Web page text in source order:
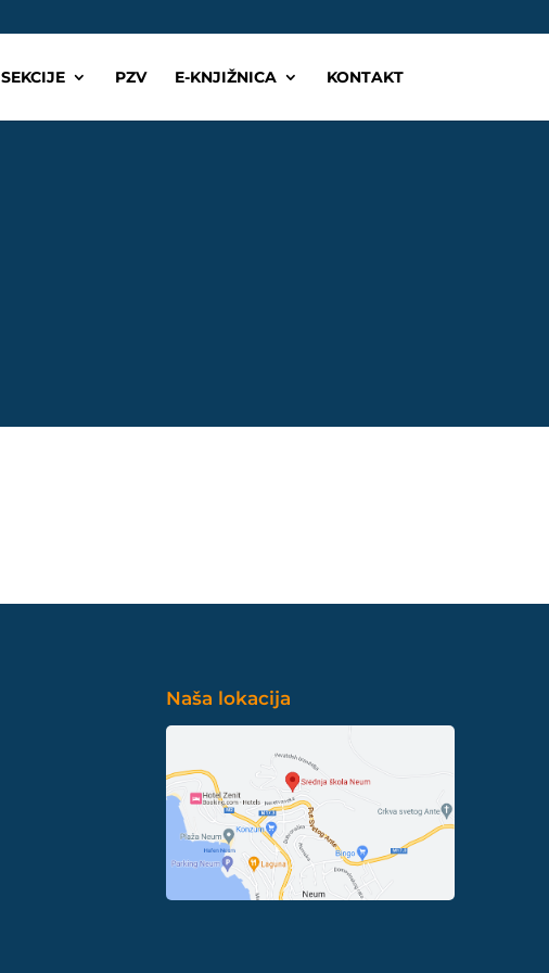
SEKCIJE PZV E-KNJIŽNICA KONTAKT
Naša lokacija